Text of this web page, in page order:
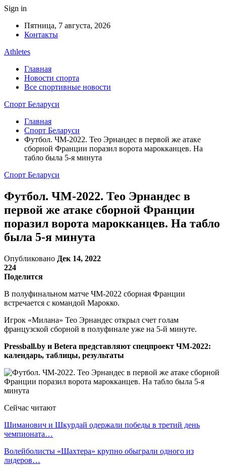
Sign in
Пятница, 7 августа, 2026
Контакты
Athletes
Главная
Новости спорта
Все спортивные новости
Спорт Беларуси
Главная
Спорт Беларуси
Футбол. ЧМ-2022. Тео Эрнандес в первой же атаке
сборной Франции поразил ворота марокканцев. На
табло была 5-я минута
Спорт Беларуси
Футбол. ЧМ-2022. Тео Эрнандес в
первой же атаке сборной Франции
поразил ворота марокканцев. На табло
была 5-я минута
Опубликовано Дек 14, 2022
224
Поделится
В полуфинальном матче ЧМ-2022 сборная Франции
встречается с командой Марокко.
Игрок «Милана» Тео Эрнандес открыл счет голам
французской сборной в полуфинале уже на 5-й минуте.
Pressball.by и Betera представляют спецпроект ЧМ-2022:
календарь, таблицы, результаты
Сейчас читают
Шиманович и Шкурдай одержали победы в третий день
чемпионата…
Волейболисты «Шахтера» крупно обыграли одного из
лидеров…